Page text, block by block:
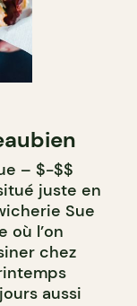
– $-$$
juste en
Sue
où l’on
chez
aussi